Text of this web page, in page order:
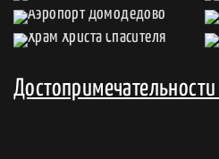
Достопримечательности